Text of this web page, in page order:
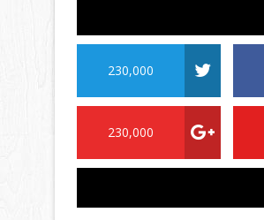
230,000
230,000